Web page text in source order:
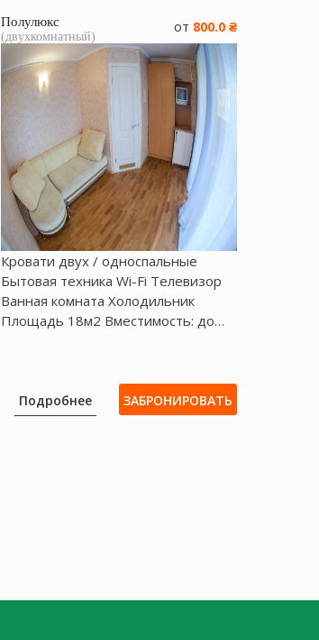
Полулюкс
(двухкомнатный)
от 800.0 ₴
Кровати двух / односпальные
Бытовая техника Wі-Fі Телевизор
Ванная комната Холодильник
Площадь 18м2 Вместимость: до…
Подробнее ЗАБРОНИРОВАТЬ